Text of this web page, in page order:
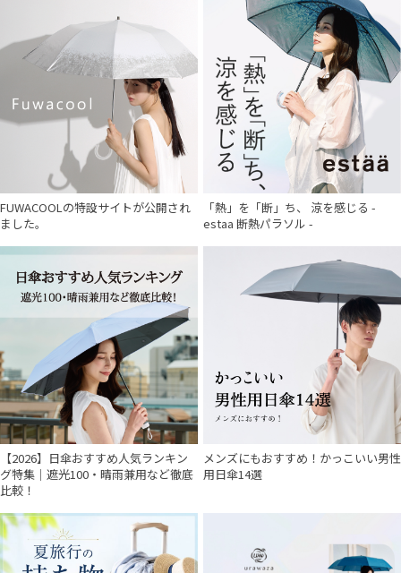
販売状況
入荷状況
FUWACOOLの特設サイトが公開され
ました。
「熱」を「断」ち、 涼を感じる -
estaa 断熱パラソル -
【2026】日傘おすすめ人気ランキン
グ特集｜遮光100・晴雨兼用など徹底
比較！
メンズにもおすすめ！かっこいい男性
用日傘14選